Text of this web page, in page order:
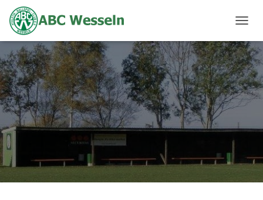
A
V
I
G
A
T
I
N
S